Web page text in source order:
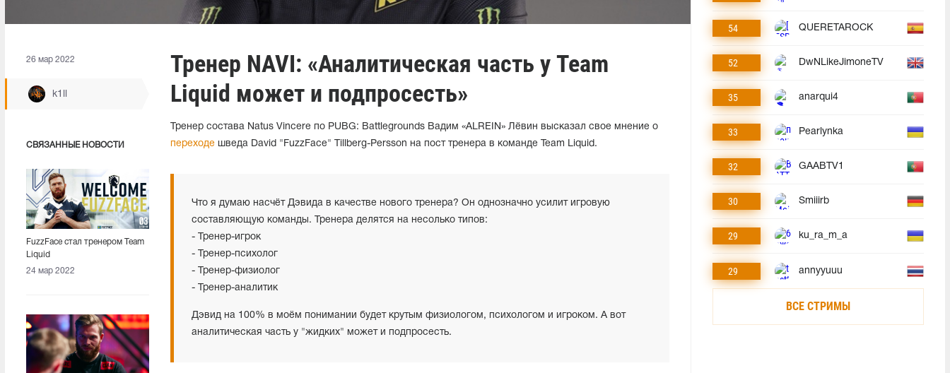
26 мар 2022
k1ll
СВЯЗАННЫЕ НОВОСТИ
FuzzFace стал тренером Team
Liquid
24 мар 2022
Тренер NAVI: «Аналитическая часть у Team
Liquid может и подпросесть»
Тренер состава Natus Vincere по PUBG: Battlegrounds Вадим «ALREIN» Лёвин высказал свое мнение о
переходешведа David "FuzzFace" Tillberg-Persson на пост тренера в команде Team Liquid.
Что я думаю насчёт Дэвида в качестве нового тренера? Он однозначно усилит игровую
составляющую команды. Тренера делятся на несолько типов:
- Тренер-игрок
- Тренер-психолог
- Тренер-физиолог
- Тренер-аналитик
Дэвид на 100% в моём понимании будет крутым физиологом, психологом и игроком. А вот
аналитическая часть у "жидких" может и подпросесть.
54 QUERETAROCK
52 DwNLikeJimoneTV
35 anarqui4
33 Pearlynka
32 GAABTV1
30 Smiiirb
29 ku_ra_m_a
29 annyyuuu
ВСЕ СТРИМЫ